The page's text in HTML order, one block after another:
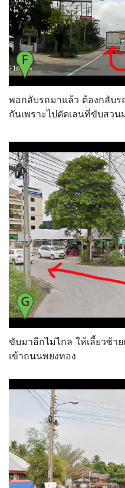
พอกลับรถมาแล้ว ต้องกลับ
กันเพราะไปตัดเลนที่ขับสวน
ขับมาอีกไม่ไกล ให้เลี้ยวซ้า
เข้าถนนพยงทอง